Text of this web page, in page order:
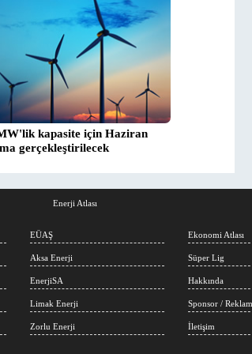
kapasite için Haziran
gerçekleştirilecek
Enerji Atlası
EÜAŞ
Aksa Enerji
EnerjiSA
Limak Enerji
Zorlu Enerji
Ekonomi Atlası
Süper Lig
Hakkında
Sponsor / Reklam
İletişim